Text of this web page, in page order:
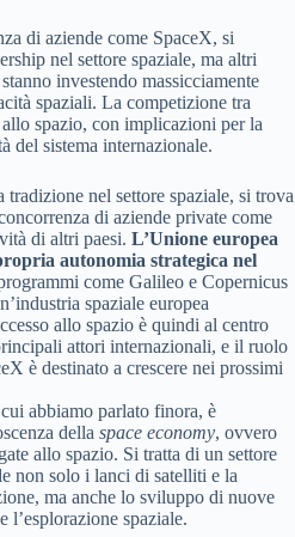
di aziende come SpaceX, si
nel settore spaziale, ma altri
investendo massicciamente
spaziali. La competizione tra
allo spazio, con implicazioni per la
del sistema internazionale.
nel settore spaziale, si trova
di aziende private come
di altri paesi. L’Unione europea
autonomia strategica nel
come Galileo e Copernicus
spaziale europea
allo spazio è quindi al centro
attori internazionali, e il ruolo
è destinato a crescere nei prossimi
abbiamo parlato finora, è
della space economy, ovvero
allo spazio. Si tratta di un settore
non solo i lanci di satelliti e la
ma anche lo sviluppo di nuove
l’esplorazione spaziale.